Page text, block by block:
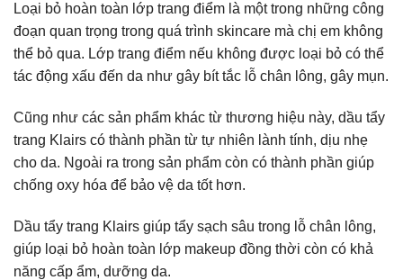
Loại bỏ hoàn toàn lớp trang điểm là một trong những công
đoạn quan trọng trong quá trình skincare mà chị em không
thể bỏ qua. Lớp trang điểm nếu không được loại bỏ có thể
tác động xấu đến da như gây bít tắc lỗ chân lông, gây mụn.
Cũng như các sản phẩm khác từ thương hiệu này, dầu tẩy
trang Klairs có thành phần từ tự nhiên lành tính, dịu nhẹ
cho da. Ngoài ra trong sản phẩm còn có thành phần giúp
chống oxy hóa để bảo vệ da tốt hơn.
Dầu tẩy trang Klairs giúp tẩy sạch sâu trong lỗ chân lông,
giúp loại bỏ hoàn toàn lớp makeup đồng thời còn có khả
năng cấp ẩm, dưỡng da.